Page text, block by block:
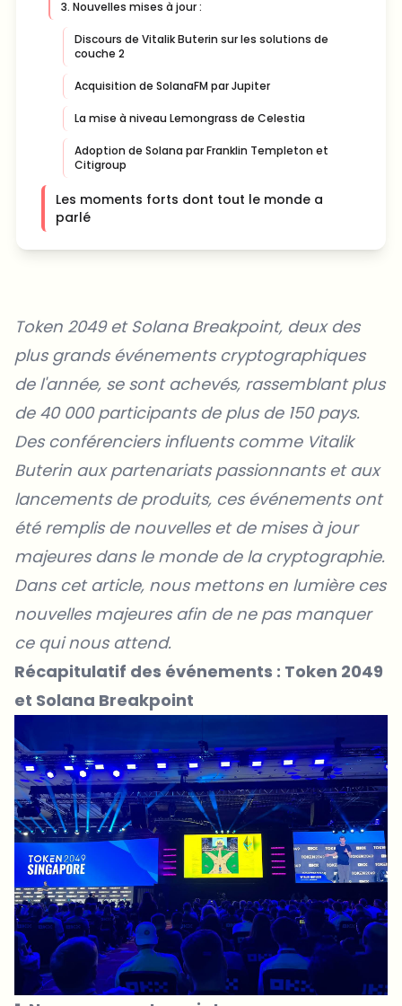
3. Nouvelles mises à jour :
Discours de Vitalik Buterin sur les solutions de
couche 2
Acquisition de SolanaFM par Jupiter
La mise à niveau Lemongrass de Celestia
Adoption de Solana par Franklin Templeton et
Citigroup
Les moments forts dont tout le monde a
parlé
Token 2049 etSolana Breakpoint, deux des
plus grands événements cryptographiques
de l'année, se sont achevés, rassemblant plus
de 40 000 participants de plus de 150 pays.
Des conférenciers influents comme Vitalik
Buterin aux partenariats passionnants et aux
lancements de produits, ces événements ont
été remplis de nouvelles et de mises à jour
majeures dans le monde de la cryptographie.
Dans cet article, nous mettons en lumière ces
nouvelles majeures afin de ne pas manquer
ce qui nous attend.
Récapitulatif des événements : Token 2049
et Solana Breakpoint